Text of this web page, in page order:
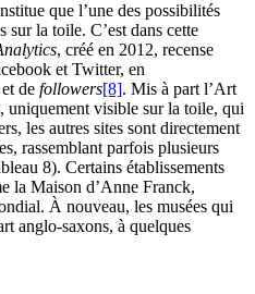
que l’une des possibilités
sur la toile. C’est dans cette
, créé en 2012, recense
et Twitter, en
de followers[8]. Mis à part l’Art
uniquement visible sur la toile, qui
les autres sites sont directement
rassemblant parfois plusieurs
8). Certains établissements
la Maison d’Anne Franck,
À nouveau, les musées qui
anglo-saxons, à quelques